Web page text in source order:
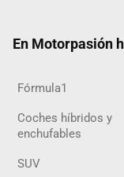
En Motorpasión
Fórmula1
Coches híbridos y
enchufables
SUV